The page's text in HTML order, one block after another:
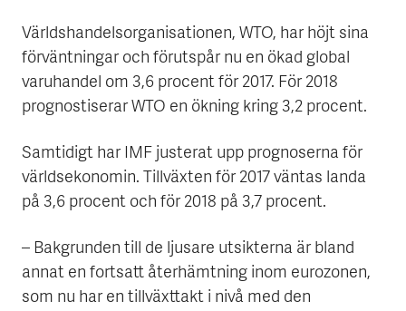
Världshandelsorganisationen, WTO, har höjt sina
förväntningar och förutspår nu en ökad global
varuhandel om 3,6 procent för 2017. För 2018
prognostiserar WTO en ökning kring 3,2 procent.
Samtidigt har IMF justerat upp prognoserna för
världsekonomin. Tillväxten för 2017 väntas landa
på 3,6 procent och för 2018 på 3,7 procent.
– Bakgrunden till de ljusare utsikterna är bland
annat en fortsatt återhämtning inom eurozonen,
som nu har en tillväxttakt i nivå med den